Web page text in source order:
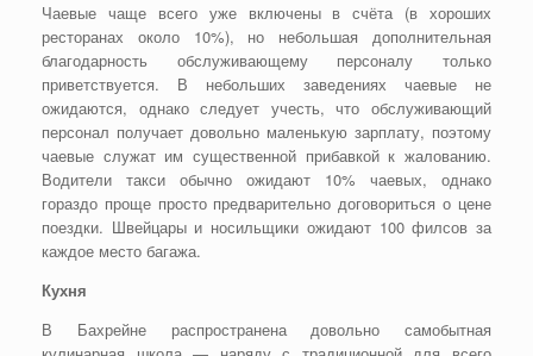
Чаевые чаще всего уже включены в счёта (в хороших
ресторанах около 10%), но небольшая дополнительная
благодарность обслуживающему персоналу только
приветствуется. В небольших заведениях чаевые не
ожидаются, однако следует учесть, что обслуживающий
персонал получает довольно маленькую зарплату, поэтому
чаевые служат им существенной прибавкой к жалованию.
Водители такси обычно ожидают 10% чаевых, однако
гораздо проще просто предварительно договориться о цене
поездки. Швейцары и носильщики ожидают 100 филсов за
каждое место багажа.
Кухня
В Бахрейне распространена довольно самобытная